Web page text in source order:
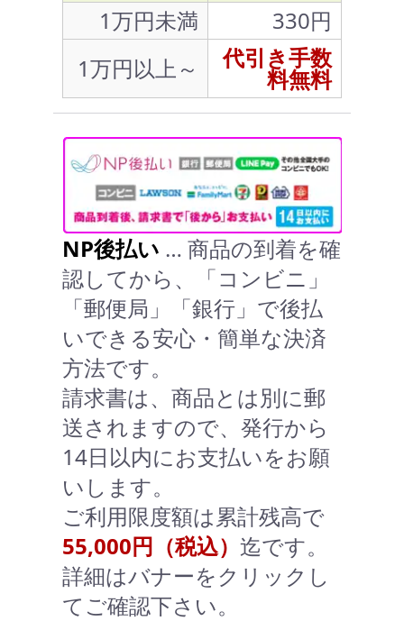
1万円未満
330円
1万円以上～
代引き手数
料無料
NP後払い … 商品の到着を確
認してから、「コンビニ」
「郵便局」「銀行」で後払
いできる安心・簡単な決済
方法です。
請求書は、商品とは別に郵
送されますので、発行から
14日以内にお支払いをお願
いします。
ご利用限度額は累計残高で
55,000円（税込） 迄です。
詳細はバナーをクリックし
てご確認下さい。